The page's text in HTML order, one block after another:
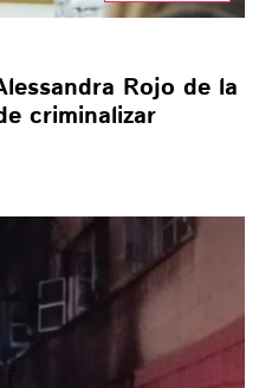
Rojo de la
criminalizar